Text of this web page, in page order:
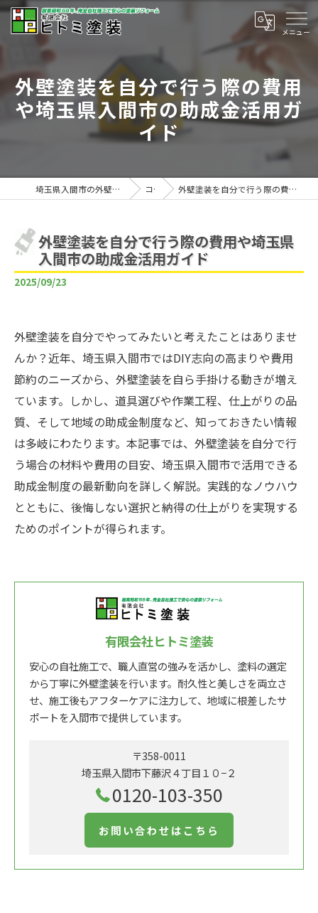
外壁塗装を自分で行う際の費用
や埼玉県入間市の助成金活用ガ
イド
埼玉県入間市の外壁塗装は有限会社ヒトミ塗装 コラム 外壁塗装を自分で行う際の費用や埼玉県入間市の助成金活用ガイド
外壁塗装を自分で行う際の費用や埼玉県
入間市の助成金活用ガイド
2025/09/23
外壁塗装を自分でやってみたいと考えたことはありませ
んか？近年、埼玉県入間市ではDIY志向の高まりや費用
節約のニーズから、外壁塗装を自ら手掛ける動きが増え
ています。しかし、道具選びや作業工程、仕上がりの品
質、そして地域の助成金制度など、知っておきたい情報
は多岐にわたります。本記事では、外壁塗装を自分で行
う場合の材料や費用の目安、埼玉県入間市で活用できる
助成金制度の最新動向を詳しく解説。実践的なノウハウ
とともに、後悔しない選択と納得の仕上がりを実現する
ためのポイントが得られます。
有限会社ヒトミ塗装
安心の自社施工で、職人直営の強みを活かし、塗料の選定
から丁寧に外壁塗装を行います。耐久性と美しさを両立さ
せ、施工後もアフターケアに注力して、地域に根差したサ
ポートを入間市で提供しています。
〒358-0011
埼玉県入間市下藤沢４丁目１０−２
0120-103-350
お問い合わせはこちら